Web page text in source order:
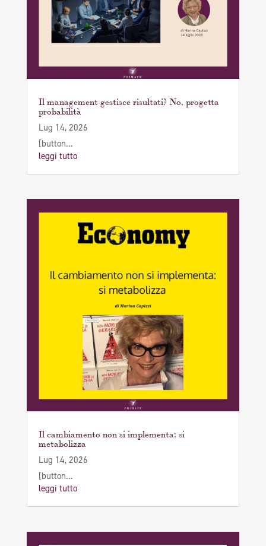
Il management gestisce risultati? No, progetta
probabilità
Lug 14, 2026
[button...
leggi tutto
Il cambiamento non si implementa: si
metabolizza
Lug 14, 2026
[button...
leggi tutto